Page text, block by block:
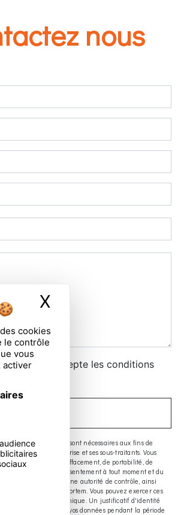
cookies
le contrôle
vous
activer
X
nous
case, j'accepte les conditions
communiquées sont nécessaires aux fins de
destinées à l'entreprise et ses sous-traitants. Vous
de rectification, d’effacement, de portabilité, de
de retrait de votre consentement à tout moment et du
réclamation auprès d’une autorité de contrôle, ainsi
de vos données post-mortem. Vous pouvez exercer ces
ou par courrier électronique. Un justificatif d'identité
Nous conservons vos données pendant la période